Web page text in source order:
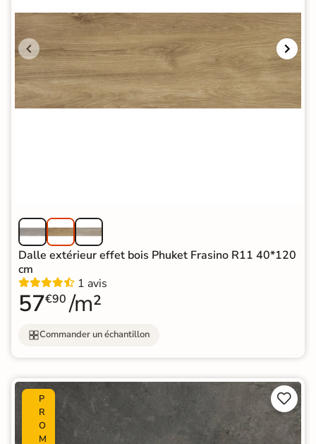
Dalle extérieur effet bois Phuket Frasino R11 40*120
cm
1 avis
57€90 /m²
Commander un échantillon
P
R
O
M

